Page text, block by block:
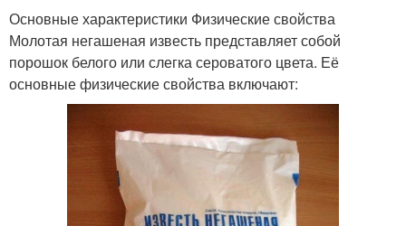
Основные характеристики Физические свойства
Молотая негашеная известь представляет собой
порошок белого или слегка сероватого цвета. Её
основные физические свойства включают: